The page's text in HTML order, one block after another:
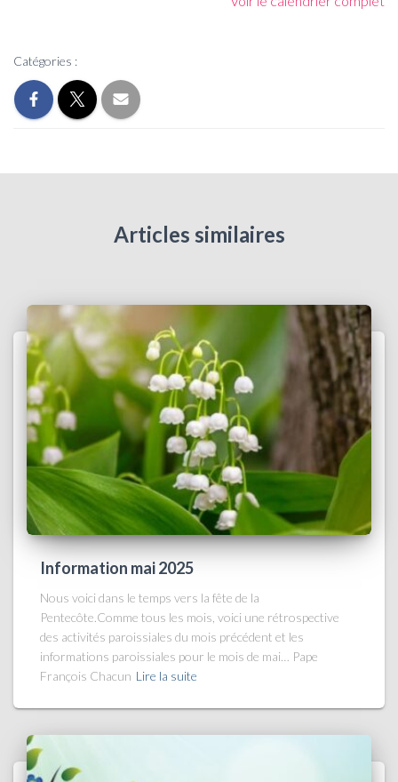
Catégories :
Articles similaires
Information mai 2025
Nous voici dans le temps vers la fête de la
Pentecôte.Comme tous les mois, voici une rétrospective
des activités paroissiales du mois précédent et les
informations paroissiales pour le mois de mai… Pape
François Chacun Lire la suite